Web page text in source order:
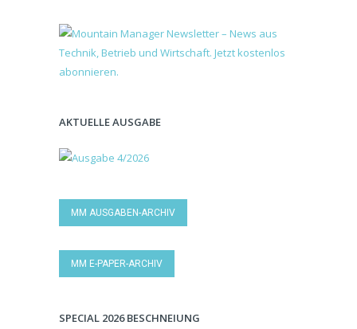
AKTUELLE AUSGABE
MM AUSGABEN-ARCHIV
MM E-PAPER-ARCHIV
SPECIAL 2026 BESCHNEIUNG